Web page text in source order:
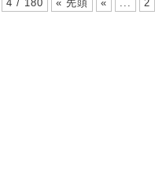
4 / 180 « 先頭 « ... 2